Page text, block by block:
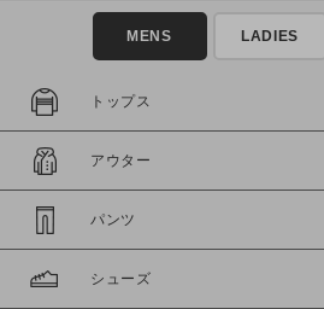
通常商品
セール価格
在庫
在庫あり
MENS LADIES
トップス
アウター
パンツ
シューズ